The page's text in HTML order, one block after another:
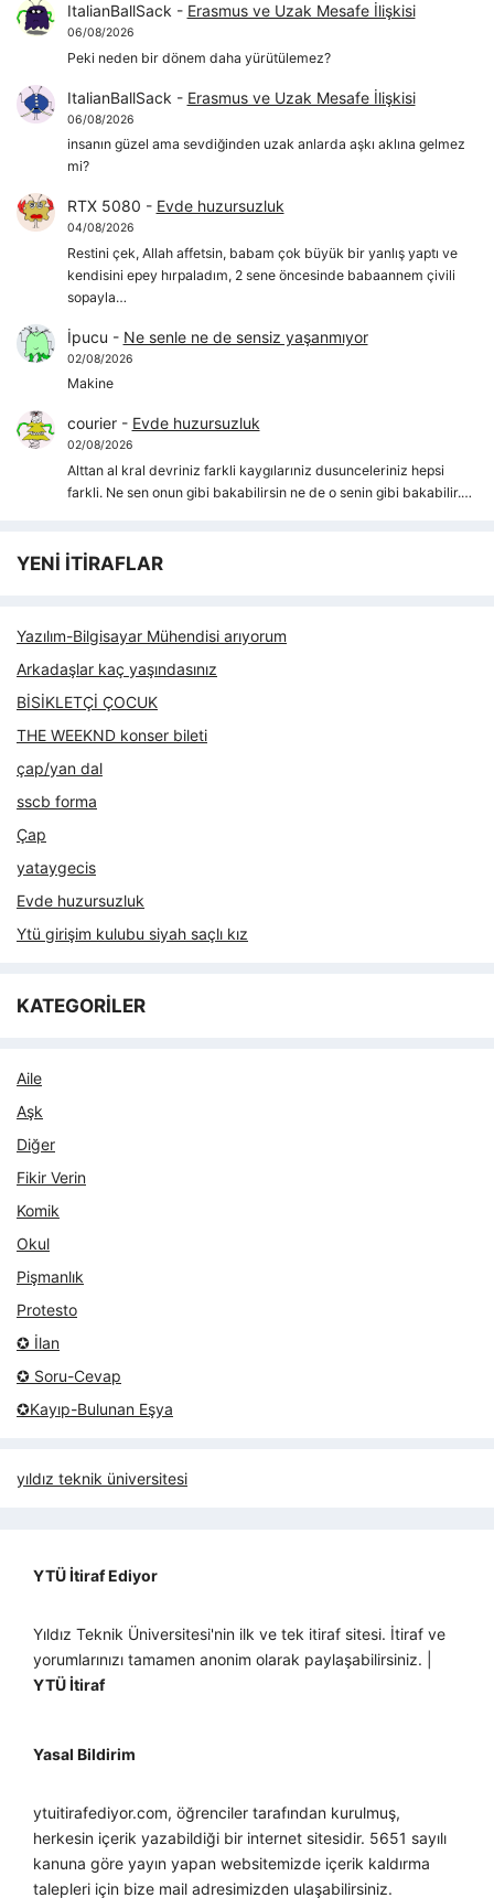
ItalianBallSack - Erasmus ve Uzak Mesafe İlişkisi
06/08/2026
Peki neden bir dönem daha yürütülemez?
ItalianBallSack - Erasmus ve Uzak Mesafe İlişkisi
06/08/2026
insanın güzel ama sevdiğinden uzak anlarda aşkı aklına gelmez
mi?
RTX 5080 - Evde huzursuzluk
04/08/2026
Restini çek, Allah affetsin, babam çok büyük bir yanlış yaptı ve
kendisini epey hırpaladım, 2 sene öncesinde babaannem çivili
sopayla…
İpucu - Ne senle ne de sensiz yaşanmıyor
02/08/2026
Makine
courier- Evde huzursuzluk
02/08/2026
Alttan al kral devriniz farkli kaygılarıniz dusunceleriniz hepsi
farkli. Ne sen onun gibi bakabilirsin ne de o senin gibi bakabilir.…
YENİ İTİRAFLAR
Yazılım-Bilgisayar Mühendisi arıyorum
Arkadaşlar kaç yaşındasınız
BİSİKLETÇİ ÇOCUK
THE WEEKND konser bileti
çap/yan dal
sscb forma
Çap
yataygecis
Evde huzursuzluk
Ytü girişim kulubu siyah saçlı kız
KATEGORİLER
Aile
Aşk
Diğer
Fikir Verin
Komik
Okul
Pişmanlık
Protesto
✪ İlan
✪ Soru-Cevap
✪Kayıp-Bulunan Eşya
yıldız teknik üniversitesi
YTÜ İtiraf Ediyor
Yıldız Teknik Üniversitesi'nin ilk ve tek itiraf sitesi. İtiraf ve
yorumlarınızı tamamen anonim olarak paylaşabilirsiniz. |
YTÜ İtiraf
Yasal Bildirim
ytuitirafediyor.com, öğrenciler tarafından kurulmuş,
herkesin içerik yazabildiği bir internet sitesidir. 5651 sayılı
kanuna göre yayın yapan websitemizde içerik kaldırma
talepleri için bize mail adresimizden ulaşabilirsiniz.